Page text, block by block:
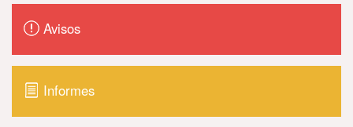
Avisos
Informes